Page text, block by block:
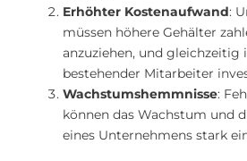
Erhöhter Kostenaufwand:
müssen höhere Gehälter
anzuziehen, und
bestehender Mitarbeiter
Wachstumshemmnisse:
können das Wachstum und
eines Unternehmens stark